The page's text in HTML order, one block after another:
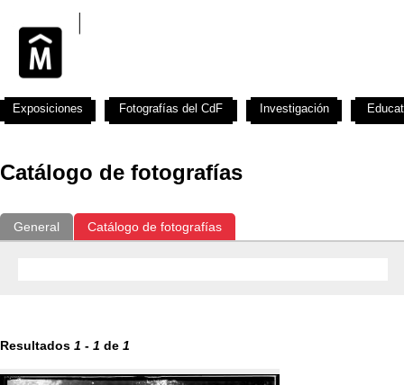
Catálogo de fotografías
General Catálogo de fotografías
Resultados 1 - 1 de 1
Exposiciones Fotografías del CdF Investigación